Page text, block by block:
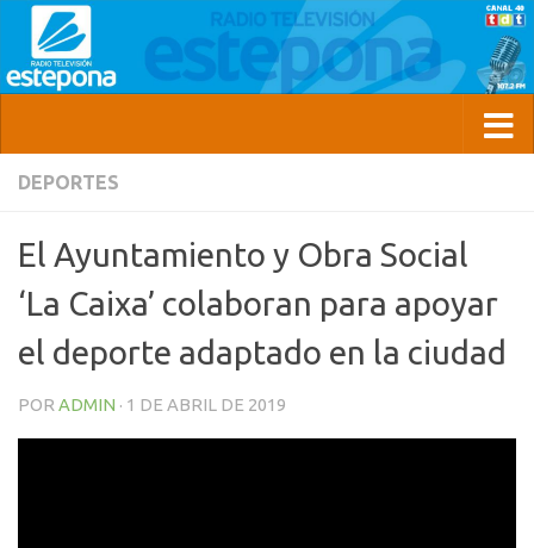
DEPORTES
El Ayuntamiento y Obra Social
‘La Caixa’ colaboran para apoyar
el deporte adaptado en la ciudad
POR ADMIN · 1 DE ABRIL DE 2019